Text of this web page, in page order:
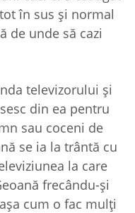
în sus şi normal
de unde să cazi
televizorului şi
din ea pentru
sau coceni de
se ia la trântă cu
la care
frecându-şi
cum o fac mulţi